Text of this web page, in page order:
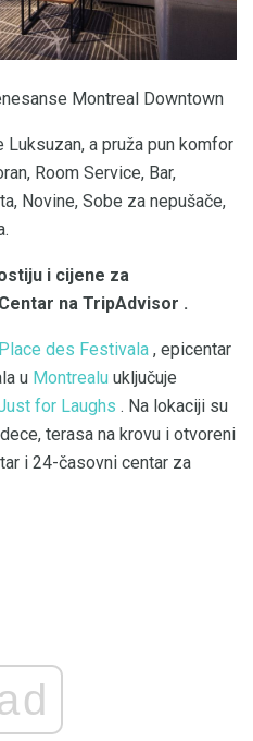
Montreal Downtown
a pruža pun komfor
Room Service, Bar,
Novine, Sobe za nepušače,
i cijene za
na TripAdvisor .
Place des Festivala , epicentar
u Montrealu uključuje
for Laughs . Na lokaciji su
terasa na krovu i otvoreni
i 24-časovni centar za